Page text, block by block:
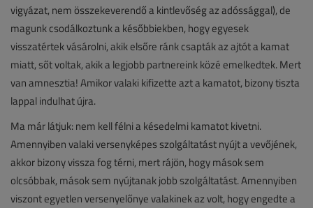
vigyázat, nem összekeverendő a kintlevőség az adóssággal), de
magunk csodálkoztunk a későbbiekben, hogy egyesek
visszatértek vásárolni, akik elsőre ránk csapták az ajtót a kamat
miatt, sőt voltak, akik a legjobb partnereink közé emelkedtek. Mert
van amnesztia! Amikor valaki kifizette azt a kamatot, bizony tiszta
lappal indulhat újra.
Ma már látjuk: nem kell félni a késedelmi kamatot kivetni.
Amennyiben valaki versenyképes szolgáltatást nyújt a vevőjének,
akkor bizony vissza fog térni, mert rájön, hogy mások sem
olcsóbbak, mások sem nyújtanak jobb szolgáltatást. Amennyiben
viszont egyetlen versenyelőnye valakinek az volt, hogy engedte a